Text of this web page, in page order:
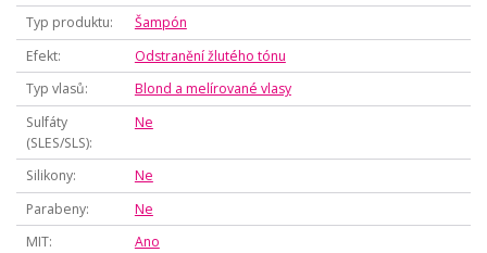
Typ produktu
Šampón
Efekt
Odstranění žlutého tónu
Typ vlasů
Blond a melírované vlasy
Sulfáty
(SLES/SLS)
Ne
Silikony
Ne
Parabeny
Ne
MIT
Ano